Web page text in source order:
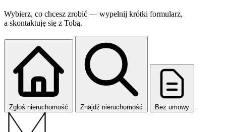
Wybierz, co chcesz zrobić — wypełnij krótki formularz,
a skontaktuję się z Tobą.
Zgłoś nieruchomość Znajdź nieruchomość Bez umowy